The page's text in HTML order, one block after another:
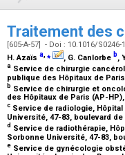
Traitement des
[605-A-57] - Doi : 10.1016/S0246-
H. Azaïs a,⁎ , G. Canlorbe b,
a Service de chirurgie
publique des Hôpitaux de
b Service de chirurgie et
des Hôpitaux de Paris (AP-
c Service de radiologie,
Université, 47-83, boulevard
d Service de radiothérapie,
Sorbonne Université, 47-83,
e Service de gynécologie